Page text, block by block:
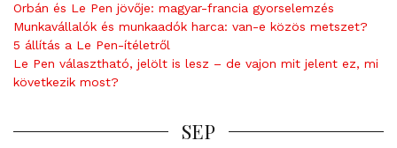
Orbán és Le Pen jövője: magyar-francia gyorselemzés
Munkavállalók és munkaadók harca: van-e közös metszet?
5 állítás a Le Pen-ítéletről
Le Pen választható, jelölt is lesz – de vajon mit jelent ez, mi
következik most?
SEP